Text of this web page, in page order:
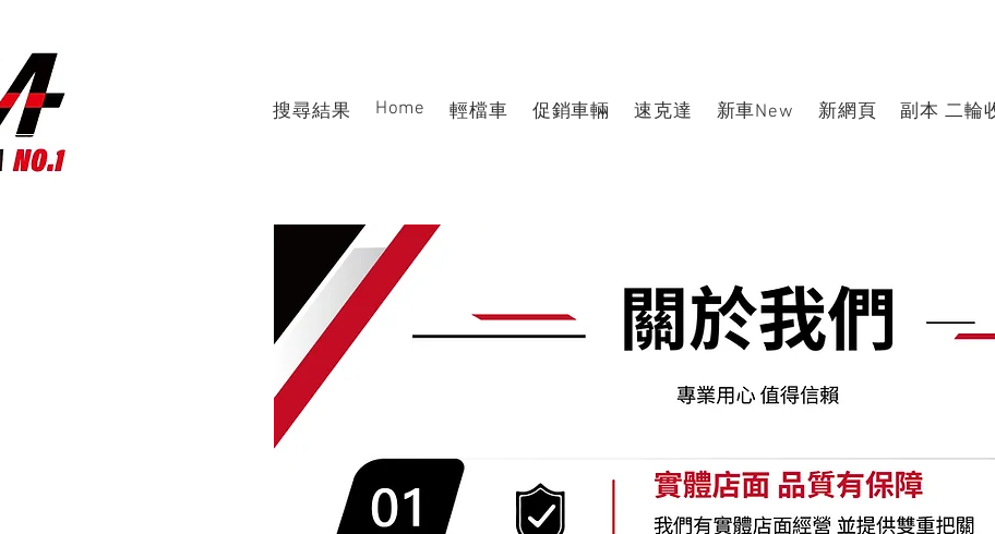
搜尋結果 Home 輕檔車 促銷車輛 速克達 新車New 新網頁 副本 二輪